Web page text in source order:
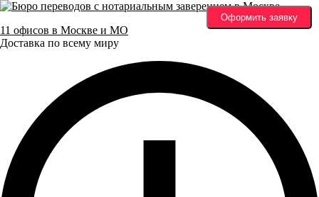
11 офисов в Москве и МО
Доставка по всему миру
Оформить заявку